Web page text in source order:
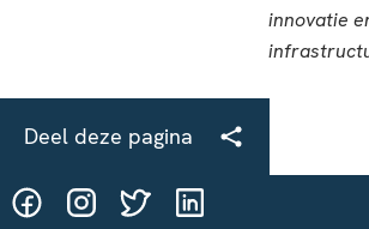
Deel deze pagina
@HASgreenacademy
@HASgreenacademy
@greenacademyHAS